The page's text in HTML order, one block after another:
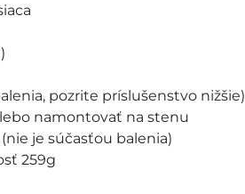
pozrite príslušenstvo nižšie)
namontovať na stenu
je súčasťou balenia)
259g